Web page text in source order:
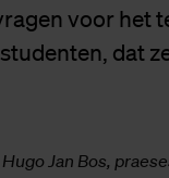
voor het
dat
Jan Bos,